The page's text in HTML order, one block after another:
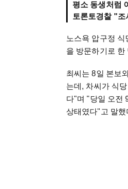
평소 동생처럼
토론토경찰 "조
노스욕 압구정
을 방문하기로 한
최씨는 8일 본보
는데, 차씨가 식
다"며 "당일 오전
상태였다"고 말했